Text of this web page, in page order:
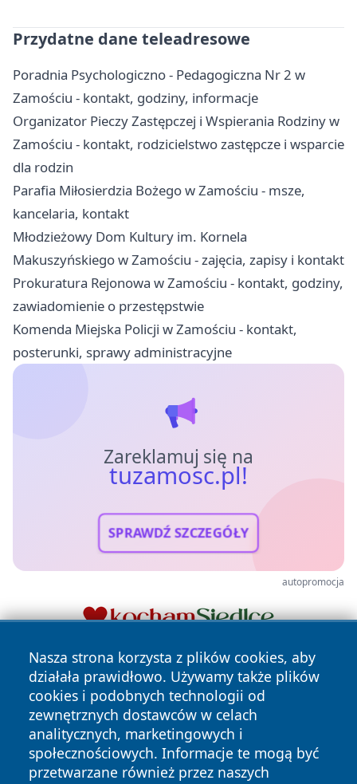
Przydatne dane teleadresowe
Poradnia Psychologiczno - Pedagogiczna Nr 2 w
Zamościu - kontakt, godziny, informacje
Organizator Pieczy Zastępczej i Wspierania Rodziny w
Zamościu - kontakt, rodzicielstwo zastępcze i wsparcie
dla rodzin
Parafia Miłosierdzia Bożego w Zamościu - msze,
kancelaria, kontakt
Młodzieżowy Dom Kultury im. Kornela
Makuszyńskiego w Zamościu - zajęcia, zapisy i kontakt
Prokuratura Rejonowa w Zamościu - kontakt, godziny,
zawiadomienie o przestępstwie
Komenda Miejska Policji w Zamościu - kontakt,
posterunki, sprawy administracyjne
Zareklamuj się na
tuzamosc.pl!
SPRAWDŹ SZCZEGÓŁY
autopromocja
Nasza strona korzysta z plików cookies, aby
działała prawidłowo. Używamy także plików
cookies i podobnych technologii od
zewnętrznych dostawców w celach
analitycznych, marketingowych i
społecznościowych. Informacje te mogą być
przetwarzane również przez naszych
Copyright © 2026 tuzamosc.pl Wszystkie prawa zastrzeżone.